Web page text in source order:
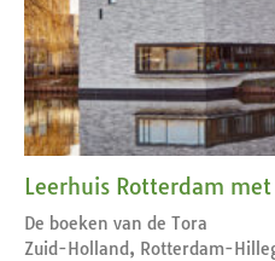
Leerhuis Rotterdam
De boeken van de Tora
Zuid-Holland, Rotterdam-